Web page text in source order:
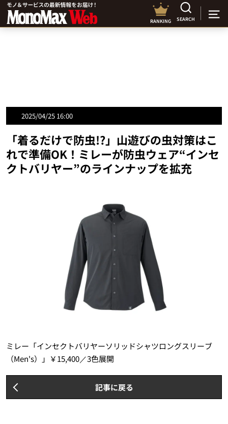
RANKING SEARCH
2025/04/25 16:00
「着るだけで防虫!?」山遊びの虫対策はこ
れで準備OK！ミレーが防虫ウェア“インセ
クトバリヤー”のラインナップを拡充
ミレー「インセクトバリヤーソリッドシャツロングスリーブ
（Men's）」￥15,400／3色展開
記事に戻る